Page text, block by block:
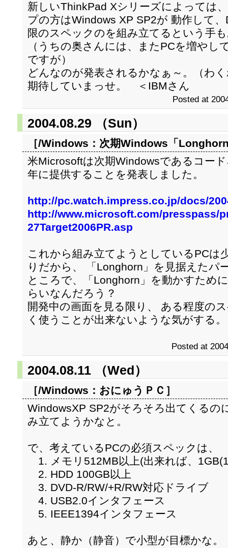
新しいThinkPad Xシリーズによっては
プの方はWindows XP SP2が 動作して
限のスペックのを組み立てるという手
（うちの奥さんには、またPCを増やし
ですが）
どんなのが発表されるかなぁ～。（わ
期待していまっせ。 ＜IBMさん
Posted at
2004.08.29 （Sun）
［/Windows： 次期Windows「
米Microsoftは次期Windowsであるコー
年に提供することを発表しました。
http://pc.watch.impress.co.jp/docs/
http://www.microsoft.com/presspass/
27Target2006PR.asp
これから組み立てようとしているPCは
りだから、 「Longhorn」を見据えたパ
ところで、「Longhorn」を動かすため
らいなんだろう？
開発中の画面を見る限り、 ある程度の
く使うことが出来ないような気がする。
Posted at
2004.08.11 （Wed）
［/Windows： おにゅうＰＣ ］
WindowsXP SP2がそろそろ出てくるの
み立てようかなと。
で、考えているPCの必須スペックは、
1. メモリ512MB以上(出来れば、
2. HDD 100GB以上
3. DVD-R/RW/+R/RW対応ドライブ
4. USB2.0インタフェース
5. IEEE1394インタフェース
あと、静か（静音）で小型が目標かな。